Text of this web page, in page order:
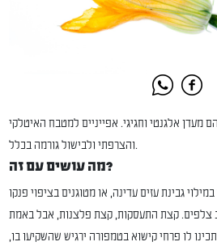
מעדן אלגנטי וחגיגי. אפייניים למטבח האיטלקי
והצרפתי ולבישול גורמה בכלל.
מה עושים עם זה?
גבינת עזים עדינה, או מטוגנים בציפוי פנקו
צלפים. קצת התעסקות, קצת פלצנות, אבל באמת
לו פרחי קישוא בטמפורה ירגיש שהשקיעו בו,